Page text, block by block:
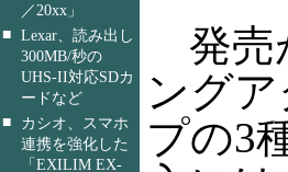
／20xx」
■ Lexar、読み出し
300MB/秒の
UHS-II対応SDカ
ードなど
■
カシオ、スマホ
連携を強化した
「EXILIM EX-
発売
ング
プの3